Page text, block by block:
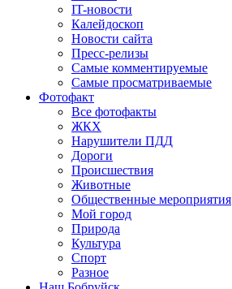
IT-новости
Калейдоскоп
Новости сайта
Пресс-релизы
Самые комментируемые
Самые просматриваемые
Фотофакт
Все фотофакты
ЖКХ
Нарушители ПДД
Дороги
Происшествия
Животные
Общественные мероприятия
Мой город
Природа
Культура
Спорт
Разное